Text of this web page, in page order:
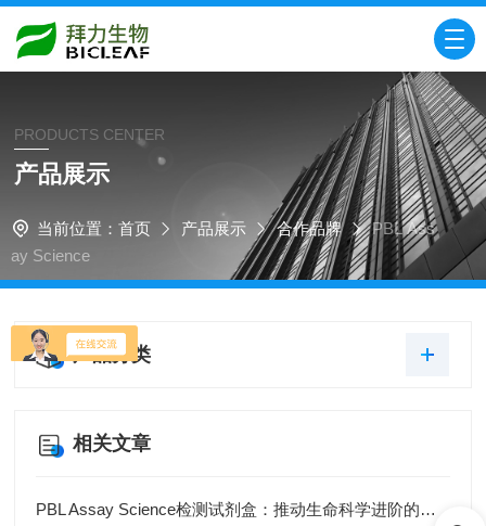
PRODUCTS CENTER
产品展示
当前位置： 首页 产品展示 合作品牌
PBL Ass
ay Science
产品分类
相关文章
PBL Assay Science检测试剂盒：推动生命科学进阶的核心力量